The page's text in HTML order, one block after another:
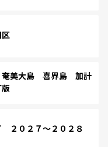
美大島 喜界島 加計
０２７～２０２８